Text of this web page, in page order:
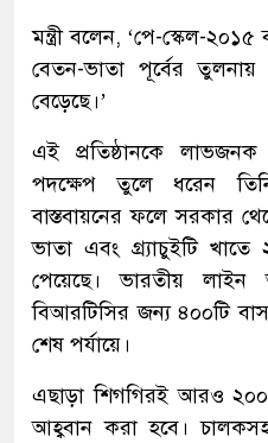
মন্ত্রী বলেন, ‘পে-স্কেল-
বেতন-ভাতা পূর্বের
বেড়েছে।’
এই প্রতিষ্ঠানকে
পদক্ষেপ তুলে ধরেন
বাস্তবায়নের ফলে সরকার
ভাতা এবং গ্র্যাচুইটি
পেয়েছে। ভারতীয়
বিআরটিসির জন্য ৪০০টি
শেষ পর্যায়ে।
এছাড়া শিগগিরই আরও
আহ্ববান করা হবে।